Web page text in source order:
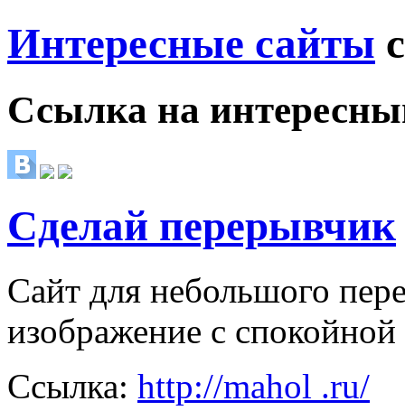
Интересные сайты
Ссылка на
Сделай перерывчик
Сайт для небольшого
изображение с
Ссылка: http://mahol .ru/